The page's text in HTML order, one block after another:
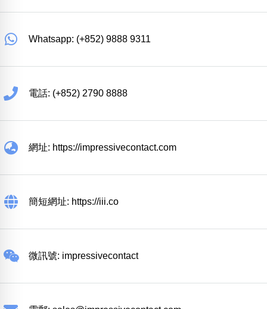
Whatsapp: (+852) 9888 9311
電話: (+852) 2790 8888
網址: https://impressivecontact.com
簡短網址: https://iii.co
微訊號: impressivecontact